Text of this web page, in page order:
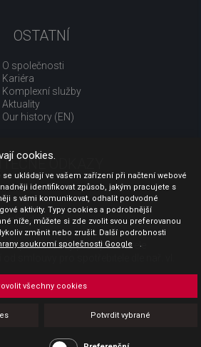
OSTATNÍ
O společnosti
Kariéra
Komplexní služby
Aktuality
Our history (EN)
ODKAZY
údajů
kupní smlouvy pro spotřebitele
cookies.
ukládají ve vašem zařízení při načtení webové
identifikovat způsob, jakým pracujete s
s vámi komunikovat, odhalit podvodné
aktivity. Typy cookies a podrobnější
níže, můžete si zde zvolit svou preferovanou
změnit nebo zrušit. Další podrobnosti
soukromí společnosti Google .
Potvrdit vybrané
všechny cookies